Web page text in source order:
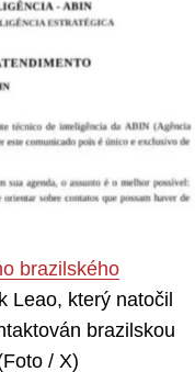
brazilského
Leao, který natočil
brazilskou
/ X)